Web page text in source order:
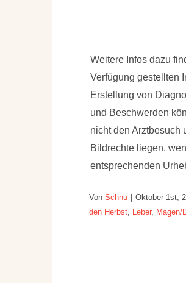
Weitere Infos dazu
Verfügung gestellten
Erstellung von
und Beschwerden
nicht den Arztbesuch
Bildrechte liegen,
entsprechenden
Von Schnu Oktober 1st,
den Herbst
Leber, Magen/